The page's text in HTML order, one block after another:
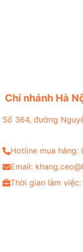
Chi nhánh Hà
Số 364, đường
Hotline mua hàng:
Email:
Thời gian làm